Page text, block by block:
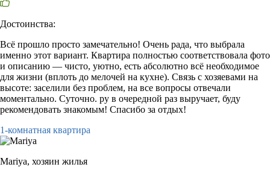
Достоинства:
Всё прошло просто замечательно! Очень рада, что выбрала
именно этот вариант. Квартира полностью соответствовала фото
и описанию — чисто, уютно, есть абсолютно всё необходимое
для жизни (вплоть до мелочей на кухне). Связь с хозяевами на
высоте: заселили без проблем, на все вопросы отвечали
моментально. Суточно. ру в очередной раз выручает, буду
рекомендовать знакомым! Спасибо за отдых!
1-комнатная квартира
Mariya, хозяин жилья